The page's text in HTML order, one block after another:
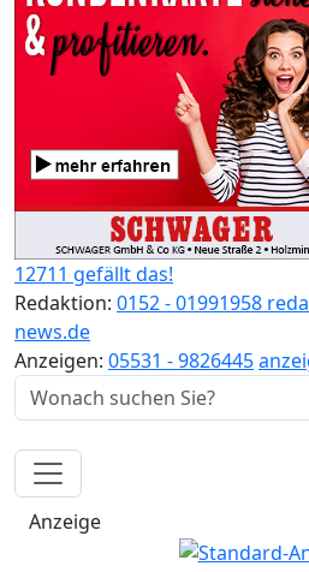
12711 gefällt das!
Redaktion: 0152 - 01991958
news.de
Anzeigen: 05531 - 9826445
Anzeige